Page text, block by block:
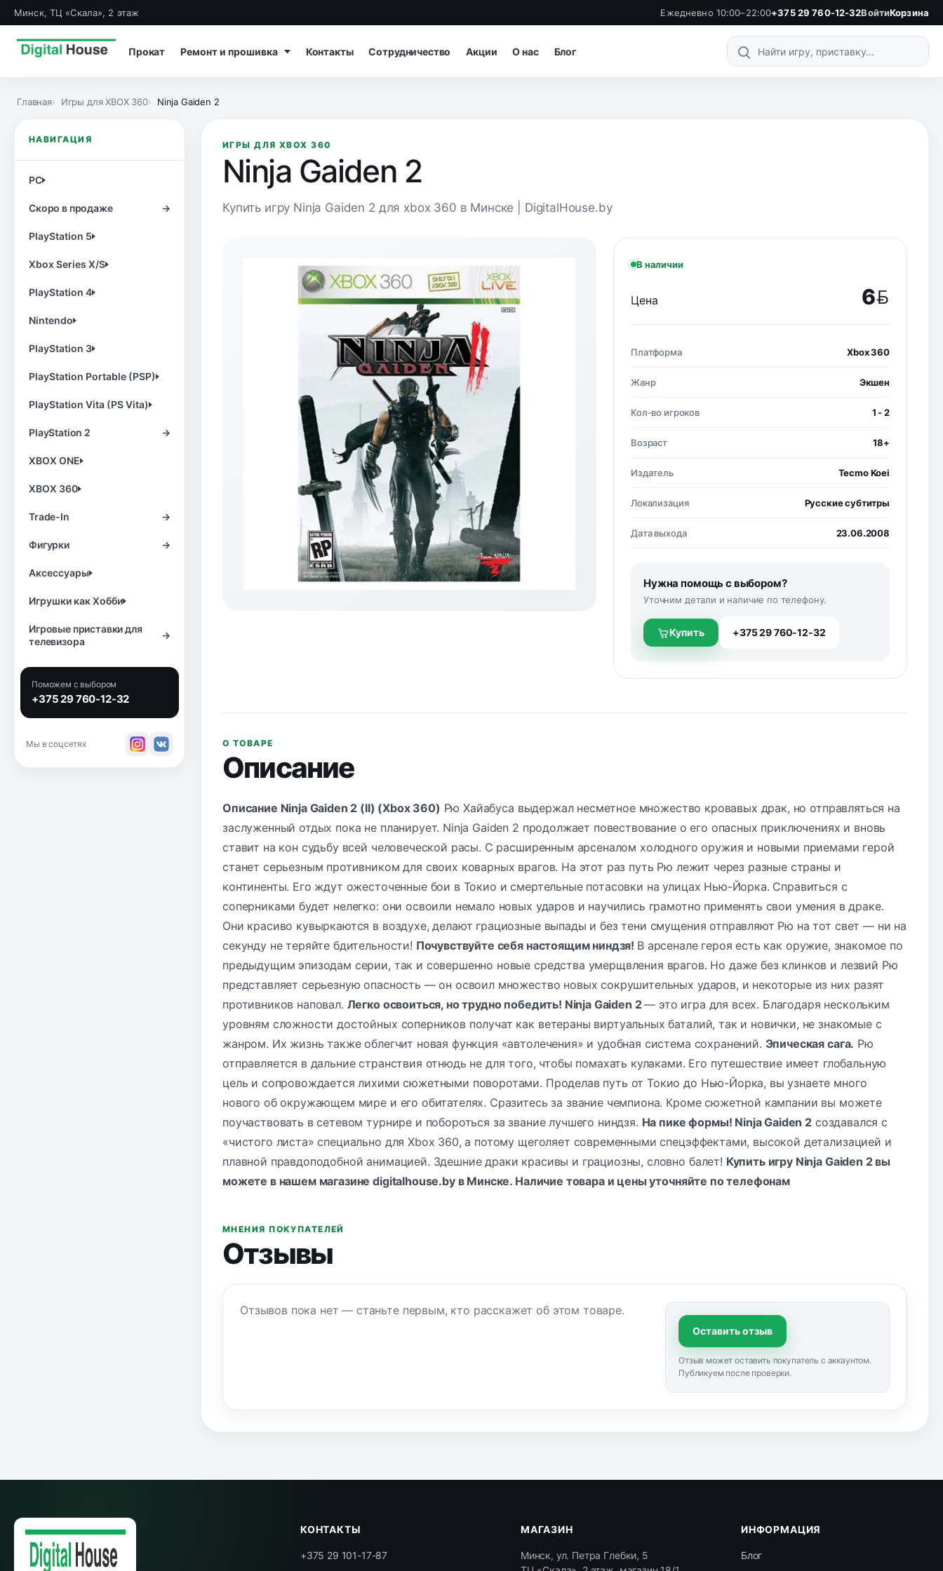
Минск, ТЦ «Скала», 2 этаж Ежедневно 10:00–22:00+375 29 760-12-32ВойтиКорзина
Прокат Ремонт и прошивка Контакты Сотрудничество Акции О нас Блог
Поиск по каталогу
Главная Игры для XBOX 360 Ninja Gaiden 2
НАВИГАЦИЯ
PC
Скоро в продаже →
PlayStation 5
Xbox Series X/S
PlayStation 4
Nintendo
PlayStation 3
PlayStation Portable (PSP)
PlayStation Vita (PS Vita)
PlayStation 2 →
XBOX ONE
XBOX 360
Trade-In →
Фигурки →
Аксессуары
Игрушки как Хобби
Игровые приставки для
телевизора
→
Поможем с выбором
+375 29 760-12-32
Мы в соцсетях
ИГРЫ ДЛЯ XBOX 360
Ninja Gaiden 2
Купить игру Ninja Gaiden 2 для xbox 360 в Минске | DigitalHouse.by
В наличии
Цена 6
BYN
Платформа Xbox 360
Жанр Экшен
Кол-во игроков 1 - 2
Возраст 18+
Издатель Tecmo Koei
Локализация Русские субтитры
Дата выхода 23.06.2008
Нужна помощь с выбором?
Уточним детали и наличие по телефону.
Купить +375 29 760-12-32
О ТОВАРЕ
Описание
Описание Ninja Gaiden 2 (II) (Xbox 360) Рю Хайабуса выдержал несметное множество кровавых драк, но отправляться на
заслуженный отдых пока не планирует. Ninja Gaiden 2 продолжает повествование о его опасных приключениях и вновь
ставит на кон судьбу всей человеческой расы. С расширенным арсеналом холодного оружия и новыми приемами герой
станет серьезным противником для своих коварных врагов. На этот раз путь Рю лежит через разные страны и
континенты. Его ждут ожесточенные бои в Токио и смертельные потасовки на улицах Нью-Йорка. Справиться с
соперниками будет нелегко: они освоили немало новых ударов и научились грамотно применять свои умения в драке.
Они красиво кувыркаются в воздухе, делают грациозные выпады и без тени смущения отправляют Рю на тот свет — ни на
секунду не теряйте бдительности! Почувствуйте себя настоящим ниндзя! В арсенале героя есть как оружие, знакомое по
предыдущим эпизодам серии, так и совершенно новые средства умерщвления врагов. Но даже без клинков и лезвий Рю
представляет серьезную опасность — он освоил множество новых сокрушительных ударов, и некоторые из них разят
противников наповал. Легко освоиться, но трудно победить! Ninja Gaiden 2— это игра для всех. Благодаря нескольким
уровням сложности достойных соперников получат как ветераны виртуальных баталий, так и новички, не знакомые с
жанром. Их жизнь также облегчит новая функция «автолечения» и удобная система сохранений. Эпическая сага. Рю
отправляется в дальние странствия отнюдь не для того, чтобы помахать кулаками. Его путешествие имеет глобальную
цель и сопровождается лихими сюжетными поворотами. Проделав путь от Токио до Нью-Йорка, вы узнаете много
нового об окружающем мире и его обитателях. Сразитесь за звание чемпиона. Кроме сюжетной кампании вы можете
поучаствовать в сетевом турнире и побороться за звание лучшего ниндзя. На пике формы! Ninja Gaiden 2 создавался с
«чистого листа» специально для Xbox 360, а потому щеголяет современными спецэффектами, высокой детализацией и
плавной правдоподобной анимацией. Здешние драки красивы и грациозны, словно балет! Купить игру Ninja Gaiden 2 вы
можете в нашем магазине digitalhouse.by в Минске. Наличие товара и цены уточняйте потелефонам
МНЕНИЯ ПОКУПАТЕЛЕЙ
Отзывы
Отзывов пока нет — станьте первым, кто расскажет об этом товаре.
Оставить отзыв
Отзыв может оставить покупатель с аккаунтом.
Публикуем после проверки.
КОНТАКТЫ
+375 29 101-17-87
МАГАЗИН
Минск, ул. Петра Глебки, 5
ИНФОРМАЦИЯ
Блог